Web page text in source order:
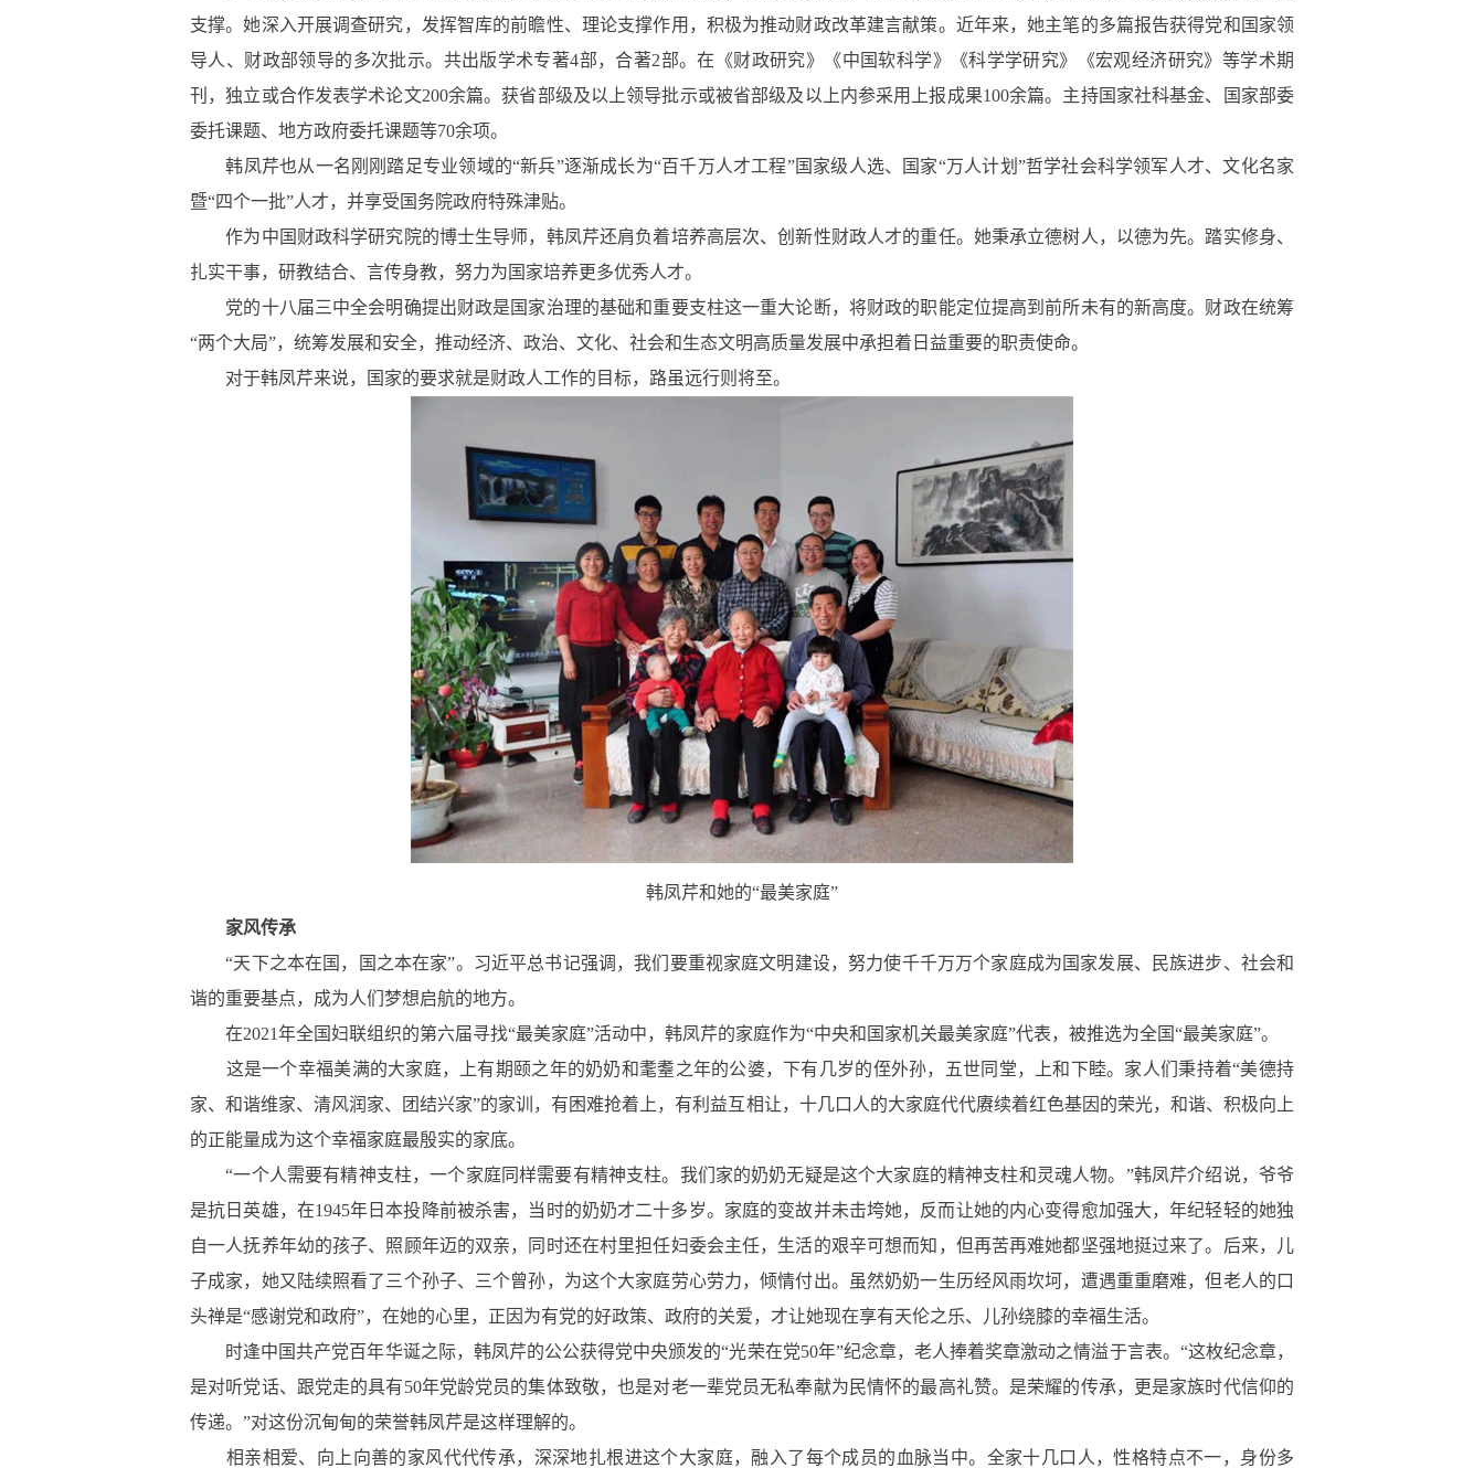
支撑。她深入开展调查研究，发挥智库的前瞻性、理论支撑作用，积极为推动财政改革建言献策。近年来，她主笔的多篇报告获得党和国家领
导人、财政部领导的多次批示。共出版学术专著4部，合著2部。在《财政研究》《中国软科学》《科学学研究》《宏观经济研究》等学术期
刊，独立或合作发表学术论文200余篇。获省部级及以上领导批示或被省部级及以上内参采用上报成果100余篇。主持国家社科基金、国家部委
委托课题、地方政府委托课题等70余项。
韩凤芹也从一名刚刚踏足专业领域的“新兵”逐渐成长为“百千万人才工程”国家级人选、国家“万人计划”哲学社会科学领军人才、文化名家
暨“四个一批”人才，并享受国务院政府特殊津贴。
作为中国财政科学研究院的博士生导师，韩凤芹还肩负着培养高层次、创新性财政人才的重任。她秉承立德树人，以德为先。踏实修身、
扎实干事，研教结合、言传身教，努力为国家培养更多优秀人才。
党的十八届三中全会明确提出财政是国家治理的基础和重要支柱这一重大论断，将财政的职能定位提高到前所未有的新高度。财政在统筹
“两个大局”，统筹发展和安全，推动经济、政治、文化、社会和生态文明高质量发展中承担着日益重要的职责使命。
对于韩凤芹来说，国家的要求就是财政人工作的目标，路虽远行则将至。
韩凤芹和她的“最美家庭”
家风传承
“天下之本在国，国之本在家”。习近平总书记强调，我们要重视家庭文明建设，努力使千千万万个家庭成为国家发展、民族进步、社会和
谐的重要基点，成为人们梦想启航的地方。
在2021年全国妇联组织的第六届寻找“最美家庭”活动中，韩凤芹的家庭作为“中央和国家机关最美家庭”代表，被推选为全国“最美家庭”。
这是一个幸福美满的大家庭，上有期颐之年的奶奶和耄耋之年的公婆，下有几岁的侄外孙，五世同堂，上和下睦。家人们秉持着“美德持
家、和谐维家、清风润家、团结兴家”的家训，有困难抢着上，有利益互相让，十几口人的大家庭代代赓续着红色基因的荣光，和谐、积极向上
的正能量成为这个幸福家庭最殷实的家底。
“一个人需要有精神支柱，一个家庭同样需要有精神支柱。我们家的奶奶无疑是这个大家庭的精神支柱和灵魂人物。”韩凤芹介绍说，爷爷
是抗日英雄，在1945年日本投降前被杀害，当时的奶奶才二十多岁。家庭的变故并未击垮她，反而让她的内心变得愈加强大，年纪轻轻的她独
自一人抚养年幼的孩子、照顾年迈的双亲，同时还在村里担任妇委会主任，生活的艰辛可想而知，但再苦再难她都坚强地挺过来了。后来，儿
子成家，她又陆续照看了三个孙子、三个曾孙，为这个大家庭劳心劳力，倾情付出。虽然奶奶一生历经风雨坎坷，遭遇重重磨难，但老人的口
头禅是“感谢党和政府”，在她的心里，正因为有党的好政策、政府的关爱，才让她现在享有天伦之乐、儿孙绕膝的幸福生活。
时逢中国共产党百年华诞之际，韩凤芹的公公获得党中央颁发的“光荣在党50年”纪念章，老人捧着奖章激动之情溢于言表。“这枚纪念章，
是对听党话、跟党走的具有50年党龄党员的集体致敬，也是对老一辈党员无私奉献为民情怀的最高礼赞。是荣耀的传承，更是家族时代信仰的
传递。”对这份沉甸甸的荣誉韩凤芹是这样理解的。
相亲相爱、向上向善的家风代代传承，深深地扎根进这个大家庭，融入了每个成员的血脉当中。全家十几口人，性格特点不一，身份多